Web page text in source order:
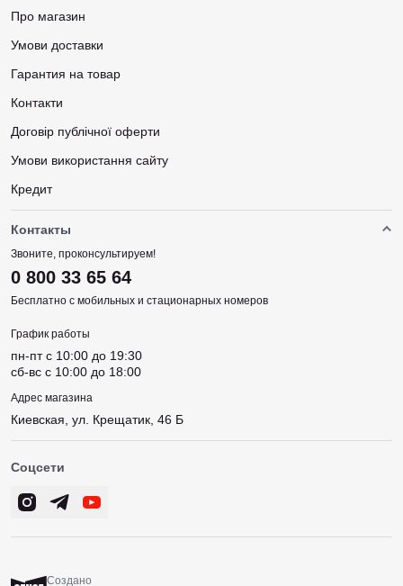
Про магазин
Умови доставки
Гарантия на товар
Контакти
Договір публічної оферти
Умови використання сайту
Кредит
Контакты
Звоните, проконсультируем!
0 800 33 65 64
Бесплатно с мобильных и стационарных номеров
График работы
пн-пт c 10:00 до 19:30
сб-вс c 10:00 до 18:00
Адрес магазина
Киевская, ул. Крещатик, 46 Б
Соцсети
Создано